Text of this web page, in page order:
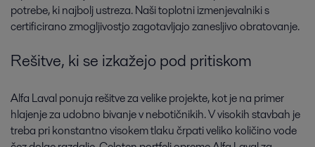
potrebe, ki najbolj ustreza. Naši toplotni izmenjevalniki s
certificirano zmogljivostjo zagotavljajo zanesljivo obratovanje.
Rešitve, ki se izkažejo pod pritiskom
Alfa Laval ponuja rešitve za velike projekte, kot je na primer
hlajenje za udobno bivanje v nebotičnikih. V visokih stavbah je
treba pri konstantno visokem tlaku črpati veliko količino vode